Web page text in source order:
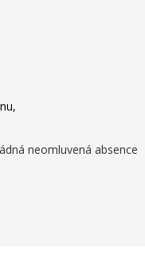
neomluvená absence